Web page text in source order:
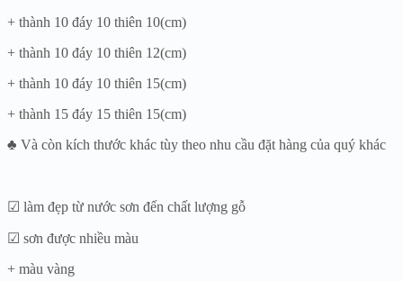
+ thành 10 đáy 10 thiên 10(cm)
+ thành 10 đáy 10 thiên 12(cm)
+ thành 10 đáy 10 thiên 15(cm)
+ thành 15 đáy 15 thiên 15(cm)
♣ Và còn kích thước khác tùy theo nhu cầu đặt hàng của quý khác
☑ làm đẹp từ nước sơn đến chất lượng gỗ
☑ sơn được nhiều màu
+ màu vàng